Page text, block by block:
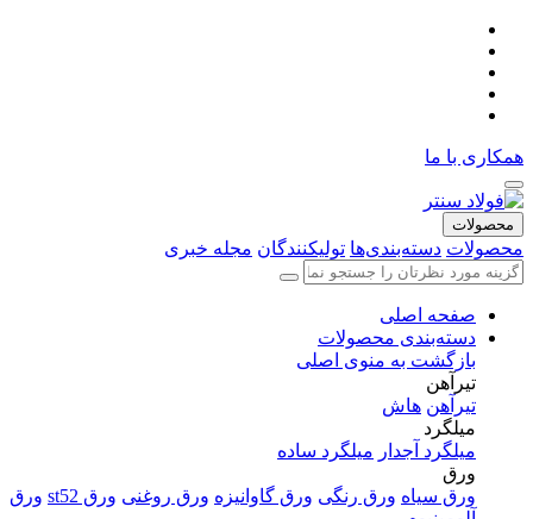
همکاری با ما
محصولات
محصولات دسته‌بندی‌ها تولیکنندگان مجله خبری
صفحه اصلی
دسته‌بندی محصولات
بازگشت به منوی اصلی
تیرآهن
تیرآهن هاش
میلگرد
میلگرد آجدار میلگرد ساده
ورق
ورق سیاه ورق رنگی ورق گاوانیزه ورق روغنی ورق st52
ورق